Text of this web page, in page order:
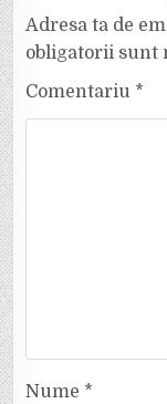
Adresa ta de
obligatorii sunt
Comentariu *
Nume *